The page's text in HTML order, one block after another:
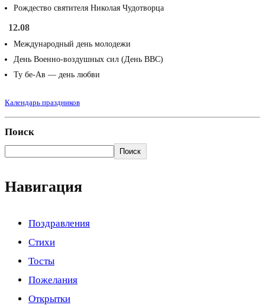
Рождество святителя Николая Чудотворца
12.08
Международный день молодежи
День Военно-воздушных сил (День ВВС)
Ту бе-Ав — день любви
Календарь праздников
Поиск
Поиск
Навигация
Поздравления
Стихи
Тосты
Пожелания
Открытки